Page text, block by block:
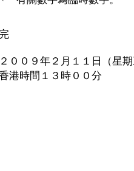
完
２００９年２月１１日（星
港時間１３時００分